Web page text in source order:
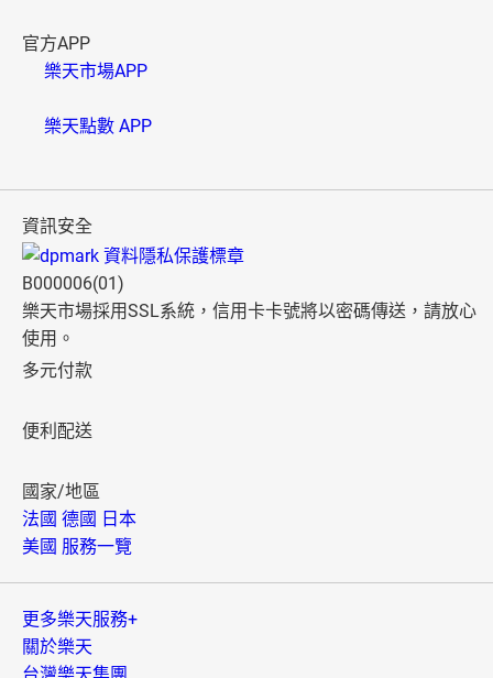
官方APP
樂天市場APP
樂天點數 APP
資訊安全
B000006(01)
樂天市場採用SSL系統，信用卡卡號將以密碼傳送，請放心
使用。
多元付款
便利配送
國家/地區
法國 德國 日本
美國 服務一覽
更多樂天服務+
關於樂天